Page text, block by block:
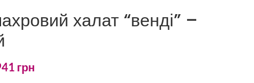
халат “венді” –
грн